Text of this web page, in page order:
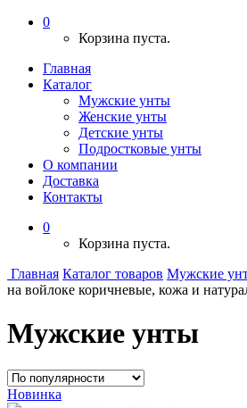
0
Корзина пуста.
Главная
Каталог
Мужские унты
Женские унты
Детские унты
Подростковые унты
О компании
Доставка
Контакты
0
Корзина пуста.
Главная Каталог товаров Мужские
на войлоке коричневые, кожа и
Мужские унты
Новинка